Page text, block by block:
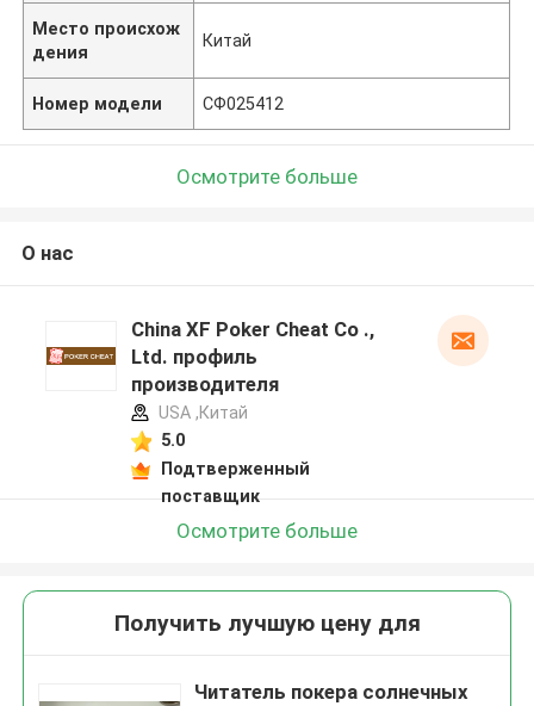
Место происхож
дения
Китай
Номер модели СФ025412
Осмотрите больше
О нас
China XF Poker Cheat Co .,
Ltd. профиль
производителя
USA ,Китай
5.0
Подтверженный
поставщик
Осмотрите больше
Получить лучшую цену для
Читатель покера солнечных